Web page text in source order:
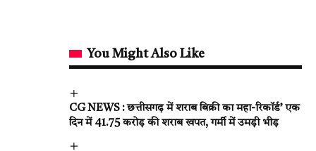
You Might Also Like
CG NEWS : छत्तीसगढ़ में शराब बिक्री का महा-रिकॉर्ड’ एक
दिन में 41.75 करोड़ की शराब खपत, गर्मी में उमड़ी भीड़